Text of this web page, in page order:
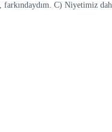
C) Niyetimiz